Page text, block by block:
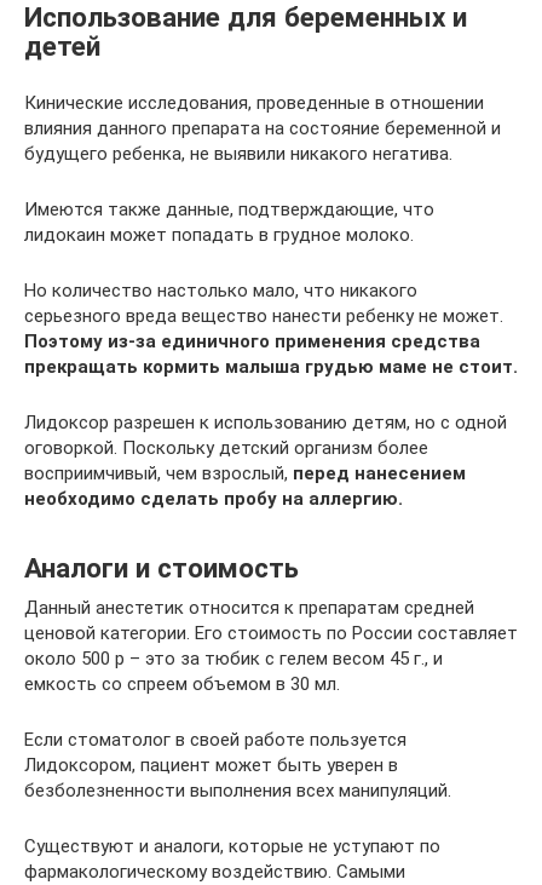
Использование для беременных и
детей
Кинические исследования, проведенные в отношении
влияния данного препарата на состояние беременной и
будущего ребенка, не выявили никакого негатива.
Имеются также данные, подтверждающие, что
лидокаин может попадать в грудное молоко.
Но количество настолько мало, что никакого
серьезного вреда вещество нанести ребенку не может.
Поэтому из-за единичного применения средства
прекращать кормить малыша грудью маме не стоит.
Лидоксор разрешен к использованию детям, но с одной
оговоркой. Поскольку детский организм более
восприимчивый, чем взрослый, перед нанесением
необходимо сделать пробу на аллергию.
Аналоги и стоимость
Данный анестетик относится к препаратам средней
ценовой категории. Его стоимость по России составляет
около 500 р – это за тюбик с гелем весом 45 г., и
емкость со спреем объемом в 30 мл.
Если стоматолог в своей работе пользуется
Лидоксором, пациент может быть уверен в
безболезненности выполнения всех манипуляций.
Существуют и аналоги, которые не уступают по
фармакологическому воздействию. Самыми